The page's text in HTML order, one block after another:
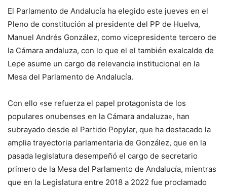
El Parlamento de Andalucía ha elegido este jueves en el
Pleno de constitución al presidente del PP de Huelva,
Manuel Andrés González, como vicepresidente tercero de
la Cámara andaluza, con lo que el el también exalcalde de
Lepe asume un cargo de relevancia institucional en la
Mesa del Parlamento de Andalucía.
Con ello «se refuerza el papel protagonista de los
populares onubenses en la Cámara andaluza», han
subrayado desde el Partido Popylar, que ha destacado la
amplia trayectoria parlamentaria de González, que en la
pasada legislatura desempeñó el cargo de secretario
primero de la Mesa del Parlamento de Andalucía, mientras
que en la Legislatura entre 2018 a 2022 fue proclamado